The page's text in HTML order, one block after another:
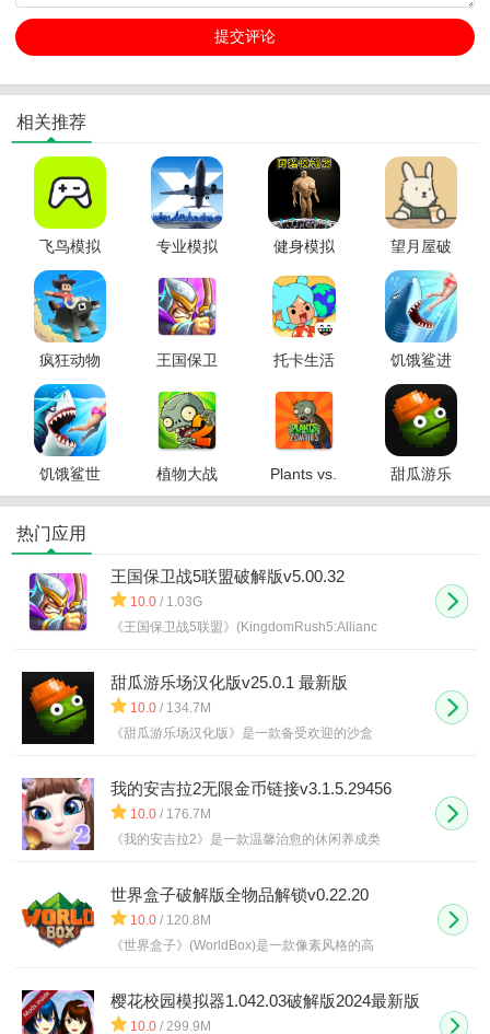
相关推荐
飞鸟模拟
器手机版
专业模拟
版解锁全
飞机(X-
Plane)
健身模拟
望月屋破
解版
(Bunnysip
Tale)
疯狂动物
园破解版
王国保卫
解版
托卡生活
版
饥饿鲨进
化最新破
解版
饥饿鲨世
界破解版
植物大战
僵尸2国际
2)
Plants vs.
Zombies
甜瓜游乐
场汉化版
热门应用
王国保卫战5联盟破解版v5.00.32
10.0 / 1.03G
《王国保卫战5联盟》(KingdomRush5:Allianc
甜瓜游乐场汉化版v25.0.1 最新版
10.0 / 134.7M
《甜瓜游乐场汉化版》是一款备受欢迎的沙盒
我的安吉拉2无限金币链接v3.1.5.29456
10.0 / 176.7M
《我的安吉拉2》是一款温馨治愈的休闲养成类
世界盒子破解版全物品解锁v0.22.20
(WorldBox)
10.0 / 120.8M
《世界盒子》(WorldBox)是一款像素风格的高
樱花校园模拟器1.042.03破解版2024最新版
v1.042.03
10.0 / 299.9M